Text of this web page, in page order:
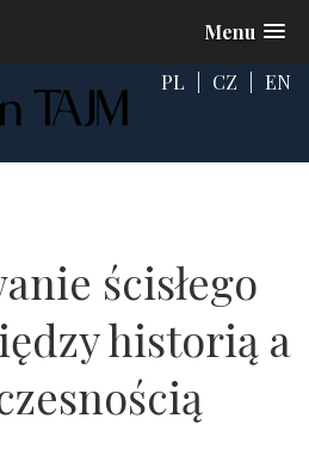
Menu
PL
CZ EN
ścisłego
historią a